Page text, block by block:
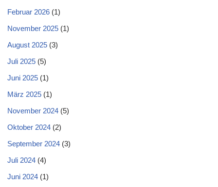
Februar 2026 (1)
November 2025 (1)
August 2025 (3)
Juli 2025 (5)
Juni 2025 (1)
März 2025 (1)
November 2024 (5)
Oktober 2024 (2)
September 2024 (3)
Juli 2024 (4)
Juni 2024 (1)